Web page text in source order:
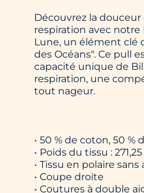
Découvrez la douceur
respiration avec notre
Lune, un élément clé
des Océans". Ce pull
capacité unique de
respiration, une
tout nageur.
• 50 % de coton, 50 %
• Poids du tissu :
• Tissu en polaire sans
• Coupe droite
• Coutures à double